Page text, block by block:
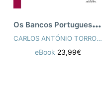
O
s Bancos Portugueses e o Mecanismo Únic
CARLOS ANTÓNIO TORROAES ALBUQUERQUE
eBook 23,99€